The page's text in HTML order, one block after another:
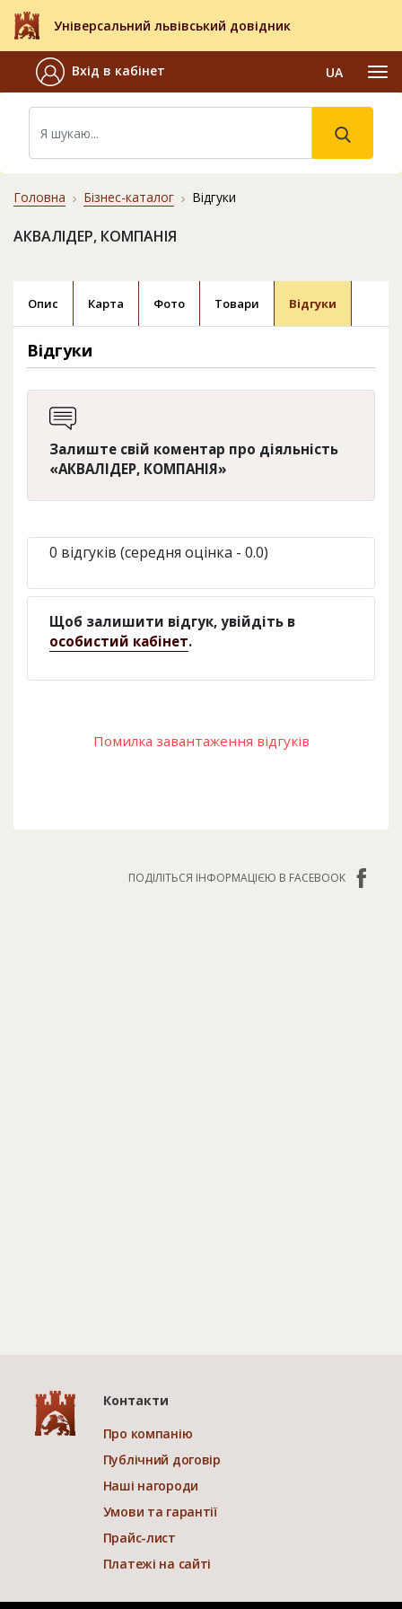
Універсальний львівський довідник
Вхід в кабінет UA
Головна Бізнес-каталог Відгуки
АКВАЛІДЕР, КОМПАНІЯ
Опис Карта Фото Товари Відгуки
Відгуки
Залиште свій коментар про діяльність
«АКВАЛІДЕР, КОМПАНІЯ»
0 відгуків (середня оцінка - 0.0)
Щоб залишити відгук, увійдіть в
особистий кабінет.
Помилка завантаження відгуків
ПОДІЛІТЬСЯ ІНФОРМАЦІЄЮ В FACEBOOK
Контакти
Про компанію
Публічний договір
Наші нагороди
Умови та гарантії
Прайс-лист
Платежі на сайті